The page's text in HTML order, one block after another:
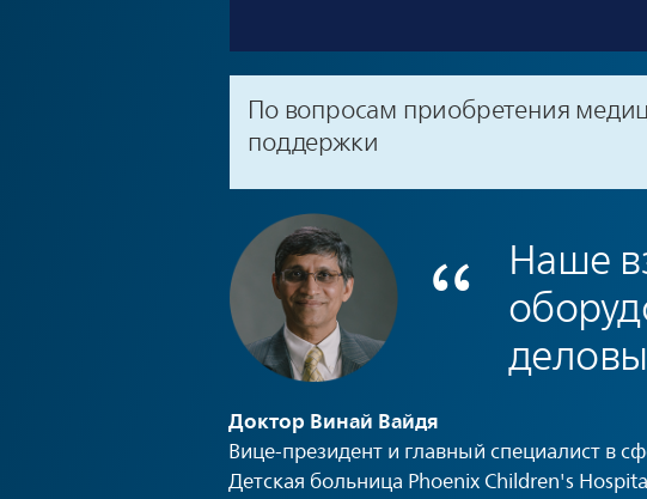
По вопросам приобретения
поддержки
Наше
Доктор Винай Вайдя
Вице-президент и главный специалист в
Детская больница Phoenix Children's